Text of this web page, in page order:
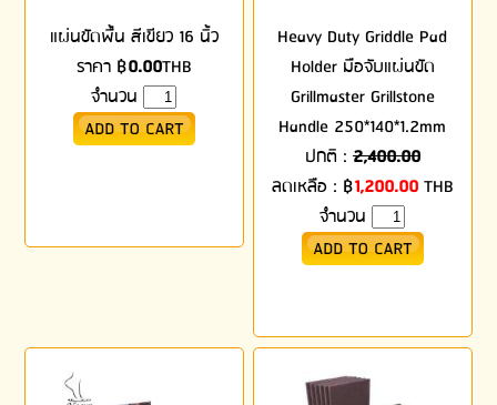
แผ่นขัดพื้น สีเขียว 16 นิ้ว
ราคา ฿0.00THB
จำนวน
Heavy Duty Griddle Pad
Holder มือจับแผ่นขัด
Grillmaster Grillstone
Handle 250*140*1.2mm
ปกติ : 2,400.00
ลดเหลือ : ฿1,200.00 THB
จำนวน